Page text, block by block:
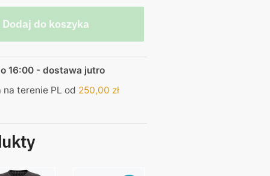
Dodaj do koszyka
16:00 - dostawa jutro
terenie PL od 250,00 zł